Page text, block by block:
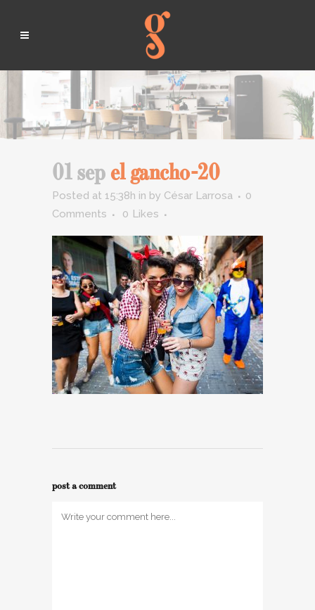
01 sep el gancho-20
Posted at 15:38h in by César Larrosa
0
Comments
0 Likes
post a comment